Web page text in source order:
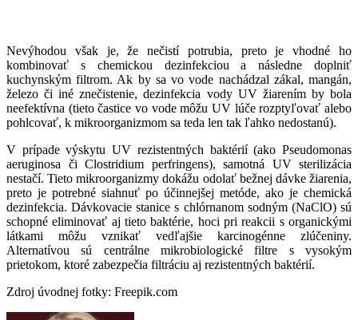
Nevýhodou však je, že nečistí potrubia, preto je vhodné ho
kombinovať s chemickou dezinfekciou a následne doplniť
kuchynským filtrom. Ak by sa vo vode nachádzal zákal, mangán,
železo či iné znečistenie, dezinfekcia vody UV žiarením by bola
neefektívna (tieto častice vo vode môžu UV lúče rozptyľovať alebo
pohlcovať, k mikroorganizmom sa teda len tak ľahko nedostanú).
V prípade výskytu UV rezistentných baktérií (ako Pseudomonas
aeruginosa či Clostridium perfringens), samotná UV sterilizácia
nestačí. Tieto mikroorganizmy dokážu odolať bežnej dávke žiarenia,
preto je potrebné siahnuť po účinnejšej metóde, ako je chemická
dezinfekcia. Dávkovacie stanice s chlórnanom sodným (NaClO) sú
schopné eliminovať aj tieto baktérie, hoci pri reakcii s organickými
látkami môžu vznikať vedľajšie karcinogénne zlúčeniny.
Alternatívou sú centrálne mikrobiologické filtre s vysokým
prietokom, ktoré zabezpečia filtráciu aj rezistentných baktérií.
Zdroj úvodnej fotky: Freepik.com